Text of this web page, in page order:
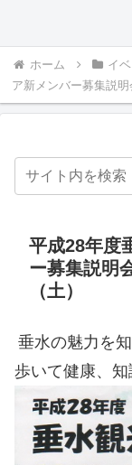
ホーム イ
ア新メンバー募集説明
平成28年度
ー募集説明
（土）
垂水の魅力を
歩いて健康、知